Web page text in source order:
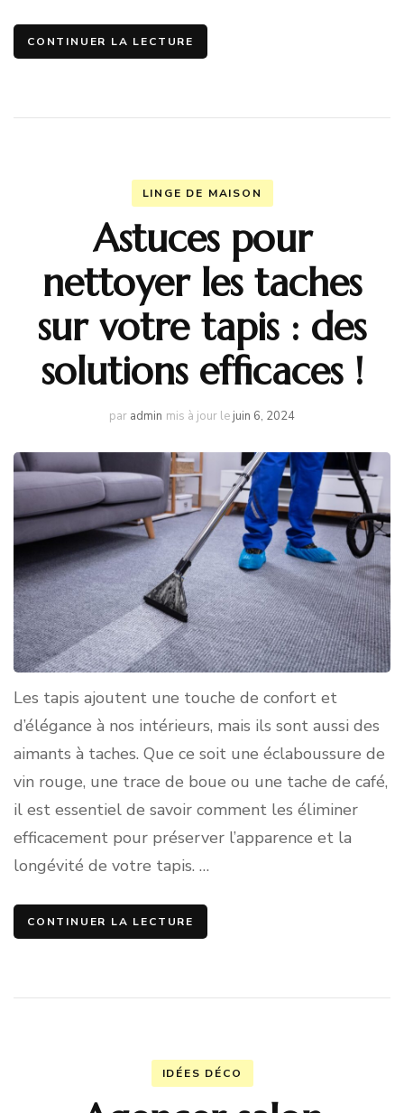
CONTINUER LA LECTURE
LINGE DE MAISON
Astuces pour
nettoyer les taches
sur votre tapis : des
solutions efficaces !
par admin mis à jour le juin 6, 2024
Les tapis ajoutent une touche de confort et
d’élégance à nos intérieurs, mais ils sont aussi des
aimants à taches. Que ce soit une éclaboussure de
vin rouge, une trace de boue ou une tache de café,
il est essentiel de savoir comment les éliminer
efficacement pour préserver l’apparence et la
longévité de votre tapis. …
CONTINUER LA LECTURE
IDÉES DÉCO